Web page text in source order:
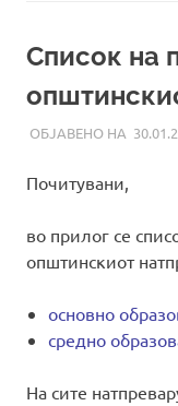
Список на
Почитувани,
во прилог се
општинскиот
основно
средно
На сите